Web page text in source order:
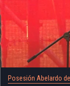
Posesión Abelardo